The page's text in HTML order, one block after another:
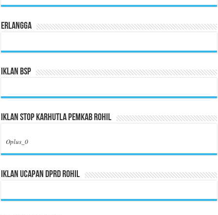
Erlangga
Iklan BSP
Iklan Stop Karhutla Pemkab Rohil
Oplus_0
Iklan Ucapan DPRD Rohil